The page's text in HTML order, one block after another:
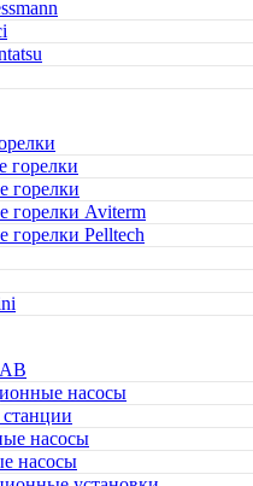
горелки
горелки
горелки Aviterm
горелки Pelltech
насосы
насосы
насосы